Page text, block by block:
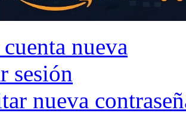
nueva
sesión
nueva